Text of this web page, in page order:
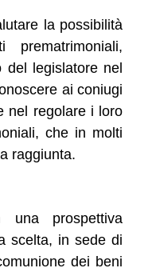
la possibilità
del legislatore nel
ai coniugi
nel regolare i loro
che in molti
raggiunta.
una prospettiva
scelta, in sede di
dei beni